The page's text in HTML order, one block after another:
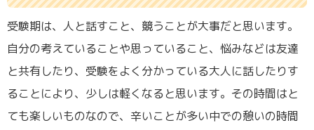
受験期は、人と話すこと、競うことが大事だと思います。
自分の考えていることや思っていること、悩みなどは友達
と共有したり、受験をよく分かっている大人に話したりす
ることにより、少しは軽くなると思います。その時間はと
ても楽しいものなので、辛いことが多い中での憩いの時間